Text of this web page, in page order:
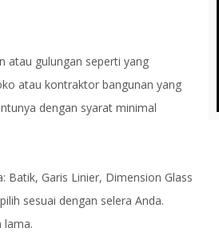
atau gulungan seperti yang
atau kontraktor bangunan yang
dengan syarat minimal
Garis Linier, Dimension Glass
sesuai dengan selera Anda.
lama.